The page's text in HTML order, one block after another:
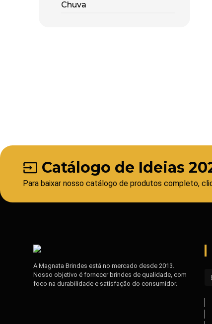
input Catálogo de Ideias
Para baixar nosso catálogo de produtos completo,
A Magnata Brindes está no mercado desde 2013.
Nosso objetivo é fornecer brindes de qualidade, com
foco na durabilidade e satisfação do consumidor.